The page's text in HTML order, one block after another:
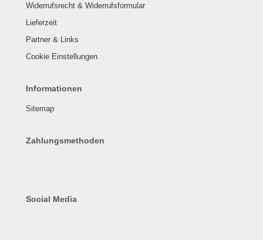
Widerrufsrecht & Widerrufsformular
Lieferzeit
Partner & Links
Cookie Einstellungen
Informationen
Sitemap
Zahlungsmethoden
Social Media